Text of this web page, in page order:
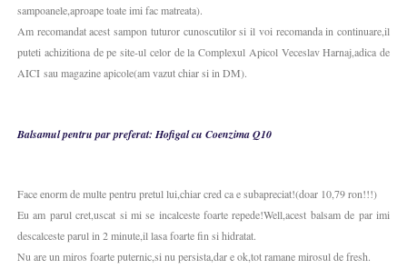
sampoanele,aproape toate imi fac matreata).
Am recomandat acest sampon tuturor cunoscutilor si il voi recomanda in continuare,il
puteti achizitiona de pe site-ul celor de la Complexul Apicol Veceslav Harnaj,adica de
AICI sau magazine apicole(am vazut chiar si in DM).
Balsamul pentru par preferat: Hofigal cu Coenzima Q10
Face enorm de multe pentru pretul lui,chiar cred ca e subapreciat!(doar 10,79 ron!!!)
Eu am parul cret,uscat si mi se incalceste foarte repede!Well,acest balsam de par imi
descalceste parul in 2 minute,il lasa foarte fin si hidratat.
Nu are un miros foarte puternic,si nu persista,dar e ok,tot ramane mirosul de fresh.